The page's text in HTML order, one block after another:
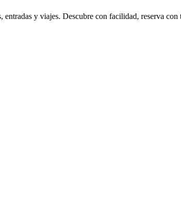
y viajes. Descubre con facilidad, reserva con